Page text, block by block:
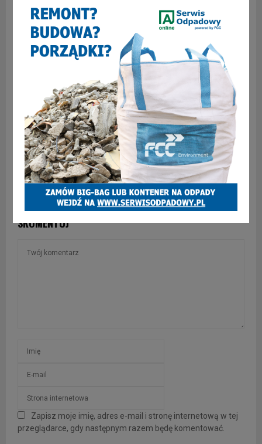
83 letni kierowca potrącił pieszą na ul.
Franciszkańskiej
SKOMENTUJ
Zapisz moje imię, adres e-mail i stronę internetową w tej
przeglądarce, gdy następnym razem będę komentować.